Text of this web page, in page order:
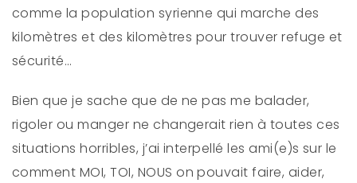
comme la population syrienne qui marche des
kilomètres et des kilomètres pour trouver refuge et
sécurité…
Bien que je sache que de ne pas me balader,
rigoler ou manger ne changerait rien à toutes ces
situations horribles, j’ai interpellé les ami(e)s sur le
comment MOI, TOI, NOUS on pouvait faire, aider,